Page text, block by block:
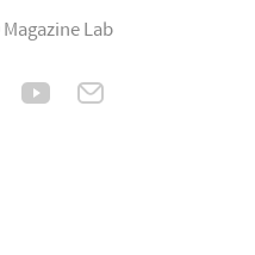
Lab